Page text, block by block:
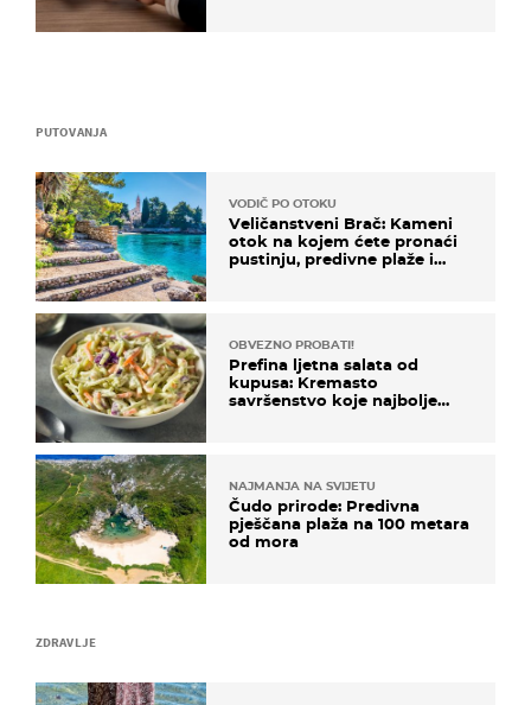
ZDRAVLJE
PUTOVANJA
VODIČ PO OTOKU
Veličanstveni Brač: Kameni
otok na kojem ćete pronaći
pustinju, predivne plaže i
OBVEZNO PROBATI!
Prefina ljetna salata od
kupusa: Kremasto
savršenstvo koje najbolje
NAJMANJA NA SVIJETU
Čudo prirode: Predivna
pješčana plaža na 100 metara
od mora